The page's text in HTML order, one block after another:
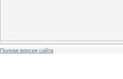
Полная версия сайта